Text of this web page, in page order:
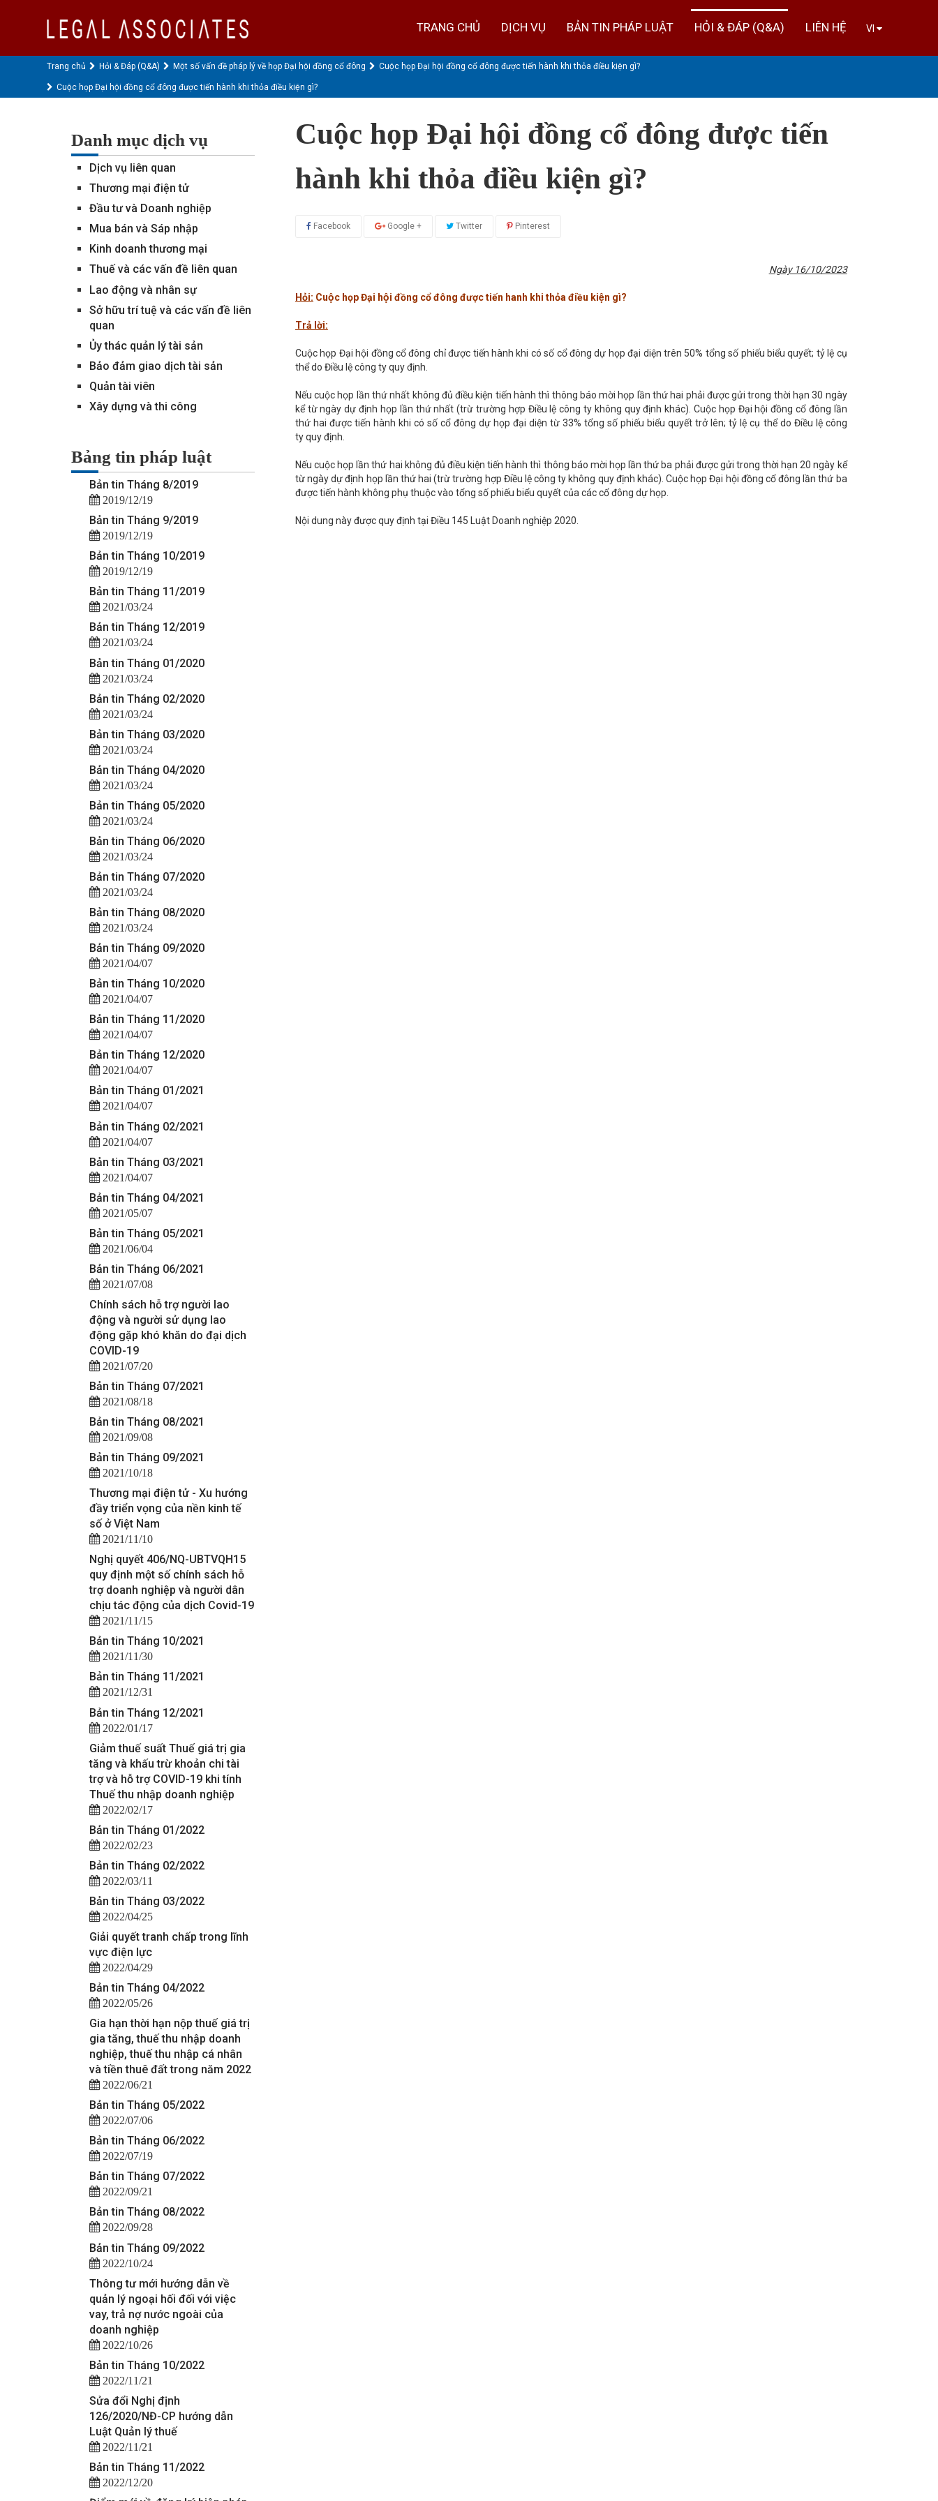
TRANG CHỦ DỊCH VỤ BẢN TIN PHÁP LUẬT HỎI & ĐÁP (Q&A) LIÊN HỆ VI
Trang chủ Hỏi & Đáp (Q&A) Một số vấn đề pháp lý về họp Đại hội đồng cổ đông Cuộc họp Đại hội đồng cổ đông được tiến hành khi thỏa điều kiện gì?
Cuộc họp Đại hội đồng cổ đông được tiến hành khi thỏa điều kiện gì?
Danh mục dịch vụ
Dịch vụ liên quan
Thương mại điện tử
Đầu tư và Doanh nghiệp
Mua bán và Sáp nhập
Kinh doanh thương mại
Thuế và các vấn đề liên quan
Lao động và nhân sự
Sở hữu trí tuệ và các vấn đề liên
quan
Ủy thác quản lý tài sản
Bảo đảm giao dịch tài sản
Quản tài viên
Xây dựng và thi công
Bảng tin pháp luật
Bản tin Tháng 8/2019
2019/12/19
Bản tin Tháng 9/2019
2019/12/19
Bản tin Tháng 10/2019
2019/12/19
Bản tin Tháng 11/2019
2021/03/24
Bản tin Tháng 12/2019
2021/03/24
Bản tin Tháng 01/2020
2021/03/24
Bản tin Tháng 02/2020
2021/03/24
Bản tin Tháng 03/2020
2021/03/24
Bản tin Tháng 04/2020
2021/03/24
Bản tin Tháng 05/2020
2021/03/24
Bản tin Tháng 06/2020
2021/03/24
Bản tin Tháng 07/2020
2021/03/24
Bản tin Tháng 08/2020
2021/03/24
Bản tin Tháng 09/2020
2021/04/07
Bản tin Tháng 10/2020
2021/04/07
Bản tin Tháng 11/2020
2021/04/07
Bản tin Tháng 12/2020
2021/04/07
Bản tin Tháng 01/2021
2021/04/07
Bản tin Tháng 02/2021
2021/04/07
Bản tin Tháng 03/2021
2021/04/07
Bản tin Tháng 04/2021
2021/05/07
Bản tin Tháng 05/2021
2021/06/04
Bản tin Tháng 06/2021
2021/07/08
Chính sách hỗ trợ người lao
động và người sử dụng lao
động gặp khó khăn do đại dịch
COVID-19
2021/07/20
Bản tin Tháng 07/2021
2021/08/18
Bản tin Tháng 08/2021
2021/09/08
Bản tin Tháng 09/2021
2021/10/18
Thương mại điện tử - Xu hướng
đầy triển vọng của nền kinh tế
số ở Việt Nam
2021/11/10
Nghị quyết 406/NQ-UBTVQH15
quy định một số chính sách hỗ
trợ doanh nghiệp và người dân
chịu tác động của dịch Covid-19
2021/11/15
Bản tin Tháng 10/2021
2021/11/30
Bản tin Tháng 11/2021
2021/12/31
Bản tin Tháng 12/2021
2022/01/17
Giảm thuế suất Thuế giá trị gia
tăng và khấu trừ khoản chi tài
trợ và hỗ trợ COVID-19 khi tính
Thuế thu nhập doanh nghiệp
2022/02/17
Bản tin Tháng 01/2022
2022/02/23
Bản tin Tháng 02/2022
2022/03/11
Bản tin Tháng 03/2022
2022/04/25
Giải quyết tranh chấp trong lĩnh
vực điện lực
2022/04/29
Bản tin Tháng 04/2022
2022/05/26
Gia hạn thời hạn nộp thuế giá trị
gia tăng, thuế thu nhập doanh
nghiệp, thuế thu nhập cá nhân
và tiền thuê đất trong năm 2022
2022/06/21
Bản tin Tháng 05/2022
2022/07/06
Bản tin Tháng 06/2022
2022/07/19
Bản tin Tháng 07/2022
2022/09/21
Bản tin Tháng 08/2022
2022/09/28
Bản tin Tháng 09/2022
2022/10/24
Thông tư mới hướng dẫn về
quản lý ngoại hối đối với việc
vay, trả nợ nước ngoài của
doanh nghiệp
2022/10/26
Bản tin Tháng 10/2022
2022/11/21
Sửa đổi Nghị định
126/2020/NĐ-CP hướng dẫn
Luật Quản lý thuế
2022/11/21
Bản tin Tháng 11/2022
2022/12/20
Cuộc họp Đại hội đồng cổ đông được tiến
hành khi thỏa điều kiện gì?
Facebook Google + Twitter Pinterest
Ngày 16/10/2023
Hỏi: Cuộc họp Đại hội đồng cổ đông được tiến hanh khi thỏa điều kiện gì?
Trả lời:
Cuộc họp Đại hội đồng cổ đông chỉ được tiến hành khi có số cổ đông dự họp đại diện trên 50% tổng số phiếu biểu quyết; tỷ lệ cụ
thể do Điều lệ công ty quy định.
Nếu cuộc họp lần thứ nhất không đủ điều kiện tiến hành thì thông báo mời họp lần thứ hai phải được gửi trong thời hạn 30 ngày
kể từ ngày dự định họp lần thứ nhất (trừ trường hợp Điều lệ công ty không quy định khác). Cuộc họp Đại hội đồng cổ đông lần
thứ hai được tiến hành khi có số cổ đông dự họp đại diện từ 33% tổng số phiếu biểu quyết trở lên; tỷ lệ cụ thể do Điều lệ công
ty quy định.
Nếu cuộc họp lần thứ hai không đủ điều kiện tiến hành thì thông báo mời họp lần thứ ba phải được gửi trong thời hạn 20 ngày kể
từ ngày dự định họp lần thứ hai (trừ trường hợp Điều lệ công ty không quy định khác). Cuộc họp Đại hội đồng cổ đông lần thứ ba
được tiến hành không phụ thuộc vào tổng số phiếu biểu quyết của các cổ đông dự họp.
Nội dung này được quy định tại Điều 145 Luật Doanh nghiệp 2020.